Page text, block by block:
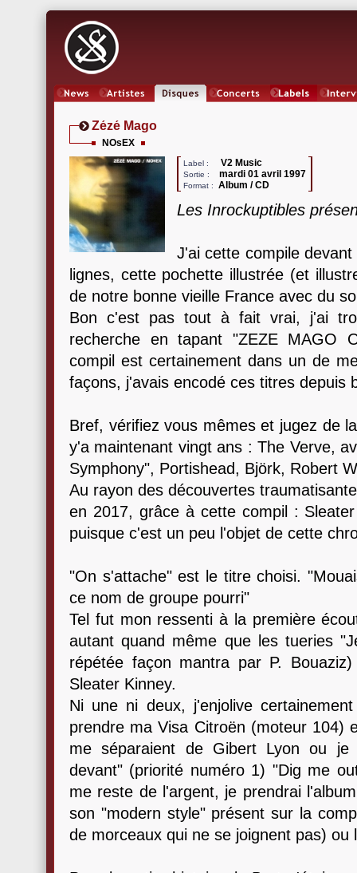
Zézé Mago
NOsEX
Label : V2 Music
Sortie : mardi 01 avril 1997
Format : Album / CD
Les Inrockuptibles
J'ai cette compile
lignes, cette pochette illustrée (et
de notre bonne vieille France avec du
Bon c'est pas tout à fait vrai, j'ai
recherche en tapant "ZEZE MAGO
compil est certainement dans un de
façons, j'avais encodé ces titres depuis
Bref, vérifiez vous mêmes et jugez de
y'a maintenant vingt ans : The Verve,
Symphony", Portishead, Björk, Robert
Au rayon des découvertes
en 2017, grâce à cette compil :
puisque c'est un peu l'objet de cette
"On s'attache" est le titre choisi.
ce nom de groupe pourri"
Tel fut mon ressenti à la première
autant quand même que les tueries
répétée façon mantra par P.
Sleater Kinney.
Ni une ni deux, j'enjolive
prendre ma Visa Citroën (moteur 104)
me séparaient de Gibert Lyon ou je
devant" (priorité numéro 1) "Dig me
me reste de l'argent, je prendrai
son "modern style" présent sur la
de morceaux qui ne se joignent pas)